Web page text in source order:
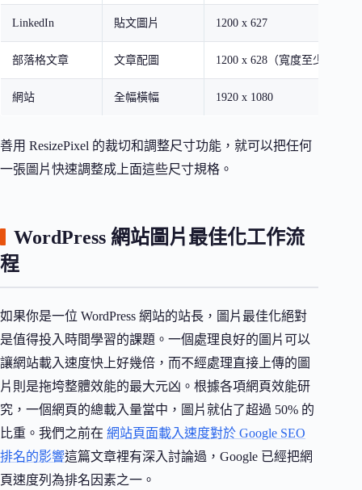
LinkedIn 貼文圖片 1200 x 627
部落格文章 文章配圖 1200 x 628（寬度至少 1200）
網站 全幅橫幅 1920 x 1080
善用 ResizePixel 的裁切和調整尺寸功能，就可以把任何
一張圖片快速調整成上面這些尺寸規格。
WordPress 網站圖片最佳化工作流
程
如果你是一位 WordPress 網站的站長，圖片最佳化絕對
是值得投入時間學習的課題。一個處理良好的圖片可以
讓網站載入速度快上好幾倍，而不經處理直接上傳的圖
片則是拖垮整體效能的最大元凶。根據各項網頁效能研
究，一個網頁的總載入量當中，圖片就佔了超過 50% 的
比重。我們之前在 網站頁面載入速度對於 Google SEO
排名的影響這篇文章裡有深入討論過，Google 已經把網
頁速度列為排名因素之一。